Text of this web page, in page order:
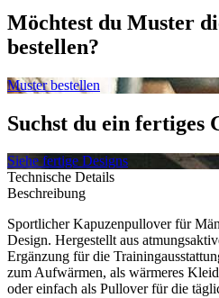
Möchtest du Muster
bestellen?
Muster bestellen
Suchst du ein fertiges
Siehe fertige Designs
Technische Details
Beschreibung
Sportlicher Kapuzenpullover für
Design. Hergestellt aus
Ergänzung für die
zum Aufwärmen, als wärmeres
oder einfach als Pullover für die